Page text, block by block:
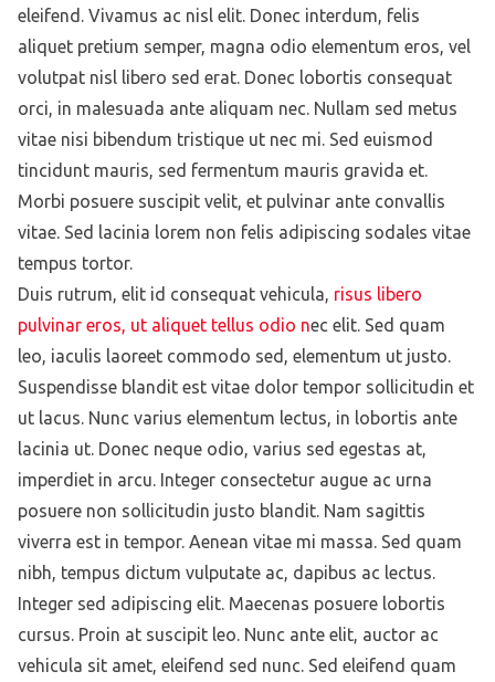
eleifend. Vivamus ac nisl elit. Donec interdum, felis
aliquet pretium semper, magna odio elementum eros, vel
volutpat nisl libero sed erat. Donec lobortis consequat
orci, in malesuada ante aliquam nec. Nullam sed metus
vitae nisi bibendum tristique ut nec mi. Sed euismod
tincidunt mauris, sed fermentum mauris gravida et.
Morbi posuere suscipit velit, et pulvinar ante convallis
vitae. Sed lacinia lorem non felis adipiscing sodales vitae
tempus tortor.
Duis rutrum, elit id consequat vehicula, risus libero
pulvinar eros, ut aliquet tellus odio nec elit. Sed quam
leo, iaculis laoreet commodo sed, elementum ut justo.
Suspendisse blandit est vitae dolor tempor sollicitudin et
ut lacus. Nunc varius elementum lectus, in lobortis ante
lacinia ut. Donec neque odio, varius sed egestas at,
imperdiet in arcu. Integer consectetur augue ac urna
posuere non sollicitudin justo blandit. Nam sagittis
viverra est in tempor. Aenean vitae mi massa. Sed quam
nibh, tempus dictum vulputate ac, dapibus ac lectus.
Integer sed adipiscing elit. Maecenas posuere lobortis
cursus. Proin at suscipit leo. Nunc ante elit, auctor ac
vehicula sit amet, eleifend sed nunc. Sed eleifend quam